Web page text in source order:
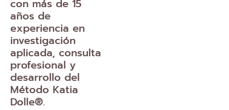
con más de 15
años de
experiencia en
investigación
aplicada, consulta
profesional y
desarrollo del
Método Katia
Dolle®.